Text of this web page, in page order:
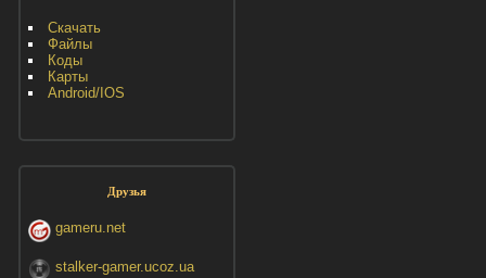
Скачать
Файлы
Коды
Карты
Android/IOS
Друзья
gameru.net
stalker-gamer.ucoz.ua